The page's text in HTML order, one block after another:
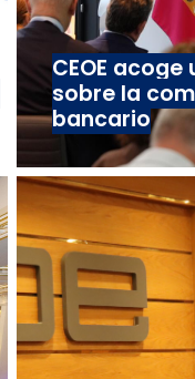
CEOE
sobre la
bancario